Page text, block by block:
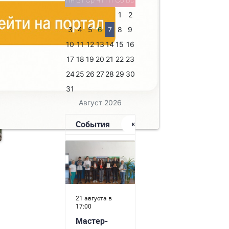
Август 2026
1
2
3
4 5 6 7 8
9
10 11 12 1314 15 16
17 18 19 20 21 22 23
24 25 26 27 28 29 30
31